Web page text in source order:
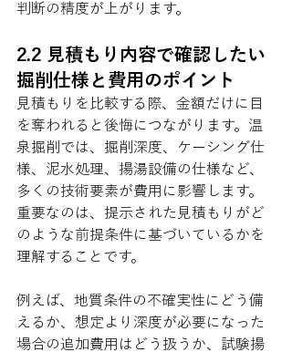
判断の精度が上がります。
2.2 見積もり内容で確認したい
掘削仕様と費用のポイント
見積もりを比較する際、金額だけに目
を奪われると後悔につながります。温
泉掘削では、掘削深度、ケーシング仕
様、泥水処理、揚湯設備の仕様など、
多くの技術要素が費用に影響します。
重要なのは、提示された見積もりがど
のような前提条件に基づいているかを
理解することです。
例えば、地質条件の不確実性にどう備
えるか、想定より深度が必要になった
場合の追加費用はどう扱うか、試験揚